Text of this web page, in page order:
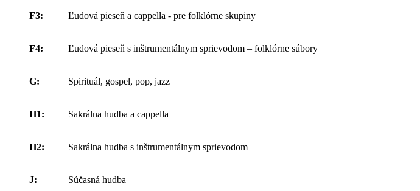
F3: Ľudová pieseň a cappella - pre folklórne skupiny
F4: Ľudová pieseň s inštrumentálnym sprievodom – folklórne súbory
G: Spirituál, gospel, pop, jazz
H1: Sakrálna hudba a cappella
H2: Sakrálna hudba s inštrumentálnym sprievodom
J: Súčasná hudba